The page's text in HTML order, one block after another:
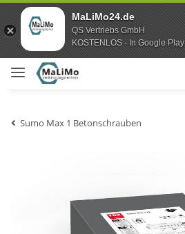
MaLiMo24.de
QS Vertriebs GmbH
KOSTENLOS - In Google Play
Sumo Max 1 Betonschrauben